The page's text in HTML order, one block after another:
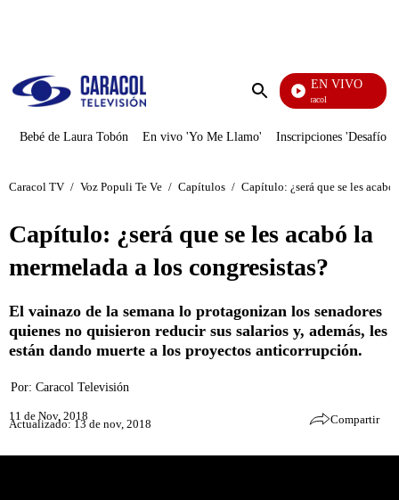
Enviar
EN VIVO
Noticias Caracol
Bebé de Laura Tobón En vivo 'Yo Me Llamo' Inscripciones 'Desafío'
Caracol TV / Voz Populi Te Ve / Capítulos / Capítulo: ¿será que se les
Capítulo: ¿será que se les acabó la
mermelada a los congresistas?
El vainazo de la semana lo protagonizan los senadores
quienes no quisieron reducir sus salarios y, además, les
están dando muerte a los proyectos anticorrupción.
Por: Caracol Televisión
11 de Nov, 2018
Actualizado: 13 de nov, 2018 Compartir